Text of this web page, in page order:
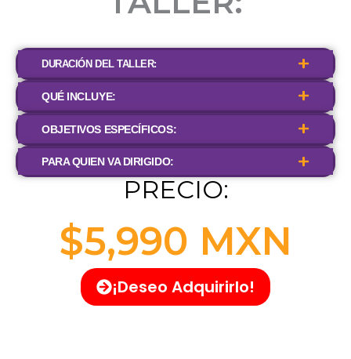
DURACIÓN DEL TALLER:
QUÉ INCLUYE:
OBJETIVOS ESPECÍFICOS:
PARA QUIEN VA DIRIGIDO:
PRECIO:
$5,990 MXN
¡Deseo Adquirirlo!